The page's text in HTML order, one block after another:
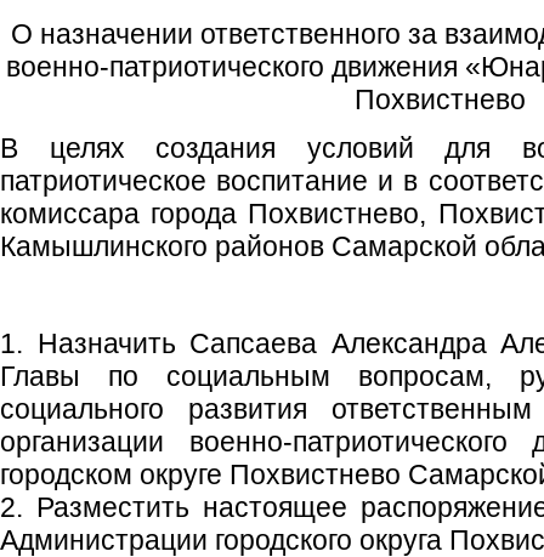
О назначении ответственного за
военно-патриотического движения
Похвистнево
В целях создания условий для
патриотическое воспитание и в
комиссара города Похвистнево,
Камышлинского районов Самарской
1. Назначить Сапсаева Александра
Главы по социальным вопросам,
социального развития
организации военно-
городском округе Похвистнево
2. Разместить настоящее
Администрации городского округа